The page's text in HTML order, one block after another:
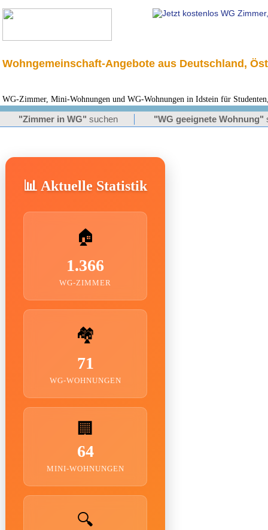
Wohngemeinschaft-Angebote aus Deutschland,
WG-Zimmer, Mini-Wohnungen und WG-Wohnungen in Idstein für
"Zimmer in WG" suchen "WG geeignete Wohnung"
📊 Aktuelle Statistik
🏠
1.366
WG-ZIMMER
🏘️
71
WG-WOHNUNGEN
🏢
64
MINI-WOHNUNGEN
🔍